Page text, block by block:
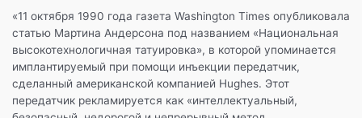
«11 октября 1990 года газета Washington Times опубликовала
статью Мартина Андерсона под названием «Национальная
высокотехнологичная татуировка», в которой упоминается
имплантируемый при помощи инъекции передатчик,
сделанный американской компанией Hughes. Этот
передатчик рекламируется как «интеллектуальный,